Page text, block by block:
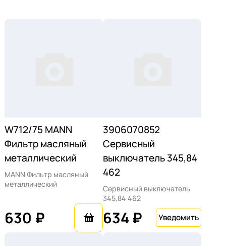
W712/75 MANN
Фильтр масляный
металлический
MANN Фильтр масляный
металлический
630 ₽
3906070852
Сервисный
выключатель 345,84
462
Сервисный выключатель
345,84 462
634 ₽